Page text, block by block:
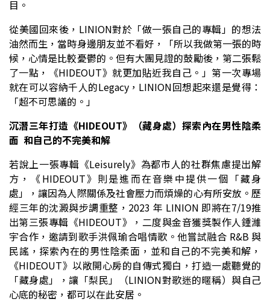
目。
從美國回來後， LINION對於「做一張自己的專輯」的想法
油然而生，當時身邊朋友並不看好，「所以我做第一張的時
候，心情是比較憂鬱的。但有大團見證的鼓勵後，第二張鬆
了一點，《HIDEOUT》就更加貼近我自己。」第一次專場
就在可以容納千人的Legacy， LINION回想起來還是覺得：
「超不可思議的。」
沉潛三年打造《HIDEOUT》（藏身處） 探索內在男性陰柔
面 和自己的不完美和解
若說上一張專輯《Leisurely》為都市人的社群焦慮提出解
方，《HIDEOUT》則是進而在音樂中提供一個「藏身
處」，讓因為人際關係及社會壓力而煩燥的心有所安放。歷
經三年的沈澱與步調重整， 2023 年 LINION 即將在7/19推
出第三張專輯《HIDEOUT》，二度與金音獲獎製作人鍾濰
宇合作，邀請到歌手洪佩瑜合唱情歌。他嘗試融合 R&B 與
民謠，探索內在的男性陰柔面，並和自己的不完美和解，
《HIDEOUT》以敞開心房的自傳式獨白，打造一處聽覺的
「藏身處」，讓「梨民」（LINION對歌迷的暱稱）與自己
心底的秘密，都可以在此安居。